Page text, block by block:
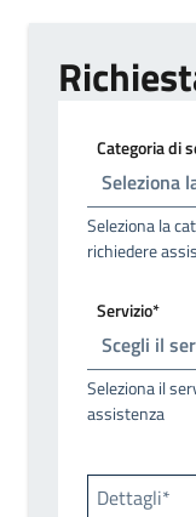
Categoria di
Seleziona la
richiedere
Servizio*
Seleziona il
assistenza
Dettagli*